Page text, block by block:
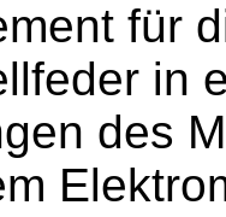
für
in
des